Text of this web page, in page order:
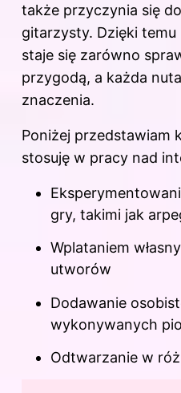
także przyczynia się
gitarzysty. Dzięki
staje się zarówno
przygodą, a każda
znaczenia.
Poniżej przedstawiam
stosuję w pracy nad
gry, takimi jak
Wplataniem
utworów
Dodawanie
wykonywanych
Odtwarzanie w